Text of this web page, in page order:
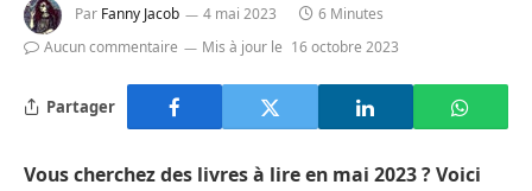
Par Fanny Jacob 4 mai 2023
6 Minutes
Aucun commentaire
Mis à jour le 16 octobre 2023
Partager
Vous cherchez des livres à lire en mai 2023 ? Voici